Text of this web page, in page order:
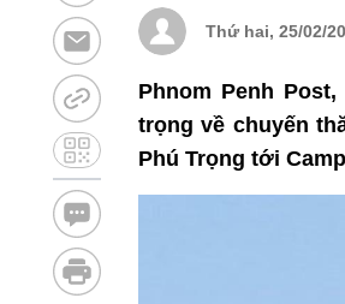
Thứ hai, 25/02/
Phnom Penh
trọng về chuyến
Phú Trọng tới